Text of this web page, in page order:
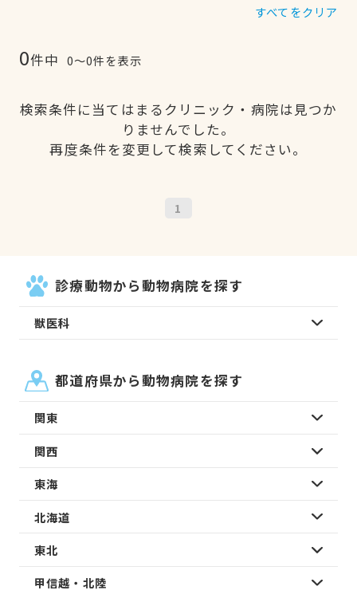
すべてをクリア
0件中 0〜0件を表示
検索条件に当てはまるクリニック・病院は見つか
りませんでした。
再度条件を変更して検索してください。
1
診療動物から動物病院を探す
獣医科
都道府県から動物病院を探す
関東
関西
東海
北海道
東北
甲信越・北陸